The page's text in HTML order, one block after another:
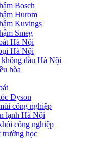
Bosch
Hurom
Kuvings
Smeg
Hà Nội
Hà Nội
dầu Hà Nội
hòa
Dyson
công nghiệp
lạnh Hà Nội
công nghiệp
trường học